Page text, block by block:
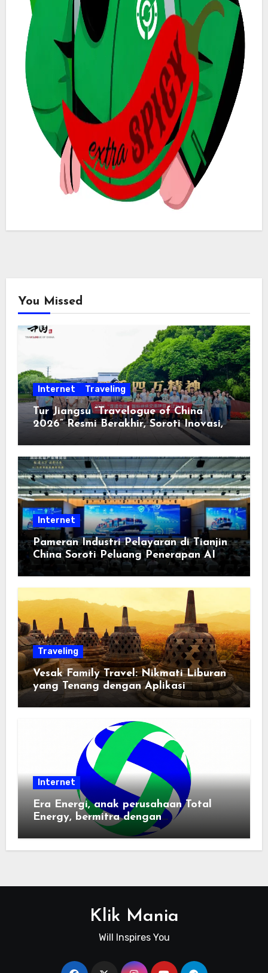
You Missed
Internet Traveling
Tur Jiangsu “Travelogue of China
2026” Resmi Berakhir, Soroti Inovasi,
Keterbukaan, dan Pembangunan
Berorientasi pada Masyarakat
Internet
Pameran Industri Pelayaran di Tianjin
China Soroti Peluang Penerapan AI
Traveling
Vesak Family Travel: Nikmati Liburan
yang Tenang dengan Aplikasi
Pemindai PDF
Internet
Era Energi, anak perusahaan Total
Energy, bermitra dengan
Zhuochuangtong untuk mempercepat
transisi energi Indonesia — raksasa
Klik Mania
Will Inspires You